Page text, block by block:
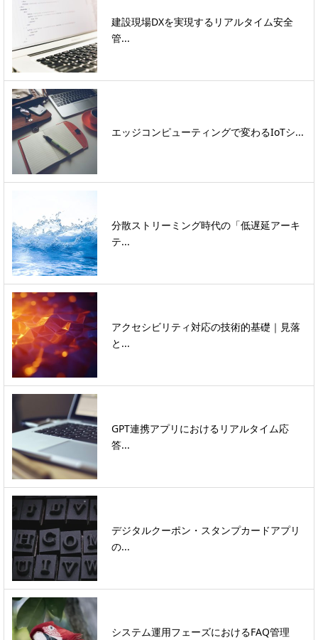
建設現場DXを実現するリアルタイム安全
管...
エッジコンピューティングで変わるIoTシ...
分散ストリーミング時代の「低遅延アーキ
テ...
アクセシビリティ対応の技術的基礎｜見落
と...
GPT連携アプリにおけるリアルタイム応
答...
デジタルクーポン・スタンプカードアプリ
の...
システム運用フェーズにおけるFAQ管理